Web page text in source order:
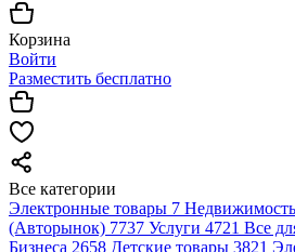
Корзина
Войти
Разместить бесплатно
Все категории
Электронные товары 7 Недвижимость
(Авторынок) 7737 Услуги 4721 Все
Бизнеса 2658 Детские товары 3821